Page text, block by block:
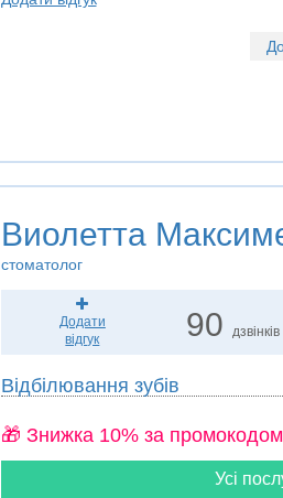
Виолетта
стоматолог
Додати
відгук
90 дзвінків
Відбілювання зубів
🎁 Знижка 10% за
Усі